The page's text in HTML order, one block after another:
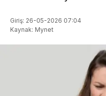
Giriş: 26-05-2026 07:04
Kaynak: Mynet